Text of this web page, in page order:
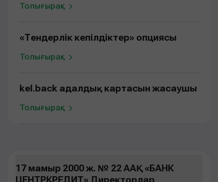
Толығырақ
«Тендерлік кепілдіктер» опциясы
Толығырақ
kel.back адалдық картасын жасаушы
Толығырақ
17 мамыр 2000 ж. № 22 ААҚ «БАНК
ЦЕНТРКРЕДИТ» Директорлар